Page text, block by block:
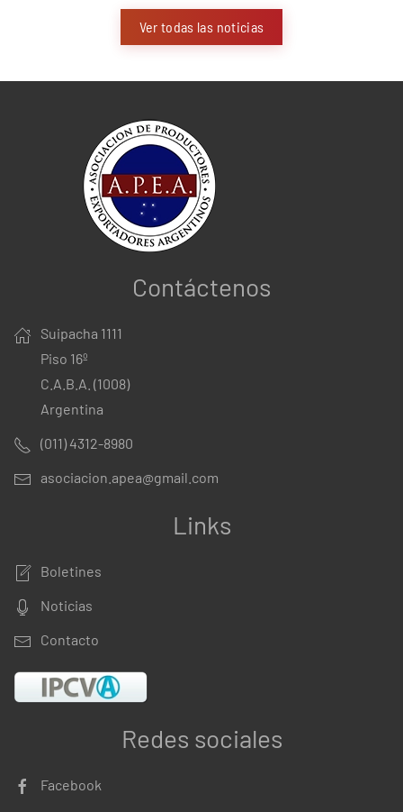
Ver todas las noticias
Contáctenos
Suipacha 1111
Piso 16º
C.A.B.A. (1008)
Argentina
(011) 4312-8980
asociacion.apea@gmail.com
Links
Boletines
Noticias
Contacto
Redes sociales
Facebook